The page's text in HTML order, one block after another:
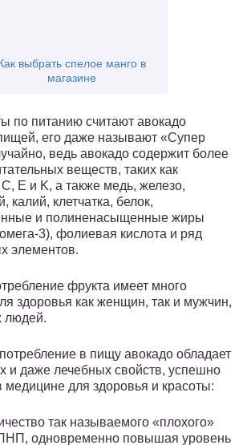
выбрать спелое манго в
магазине
по питанию считают авокадо
его даже называют «Супер
ведь авокадо содержит более
веществ, таких как
E и K, а также медь, железо,
клетчатка, белок,
и полиненасыщенные жиры
3), фолиевая кислота и ряд
элементов.
фрукта имеет много
здоровья как женщин, так и мужчин,
людей.
в пищу авокадо обладает
и даже лечебных свойств, успешно
для здоровья и красоты:
так называемого «плохого»
одновременно повышая уровень